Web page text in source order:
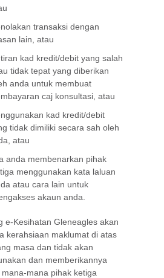
transaksi dengan
lain, atau
kad kredit/debit yang salah
tidak tepat yang diberikan
anda untuk membuat
caj konsultasi, atau
kad kredit/debit
tidak dimiliki secara sah oleh
atau
anda membenarkan pihak
menggunakan kata laluan
atau cara lain untuk
akaun anda.
e-Kesihatan Gleneagles akan
kerahsiaan maklumat di atas
masa dan tidak akan
dan memberikannya
mana-mana pihak ketiga